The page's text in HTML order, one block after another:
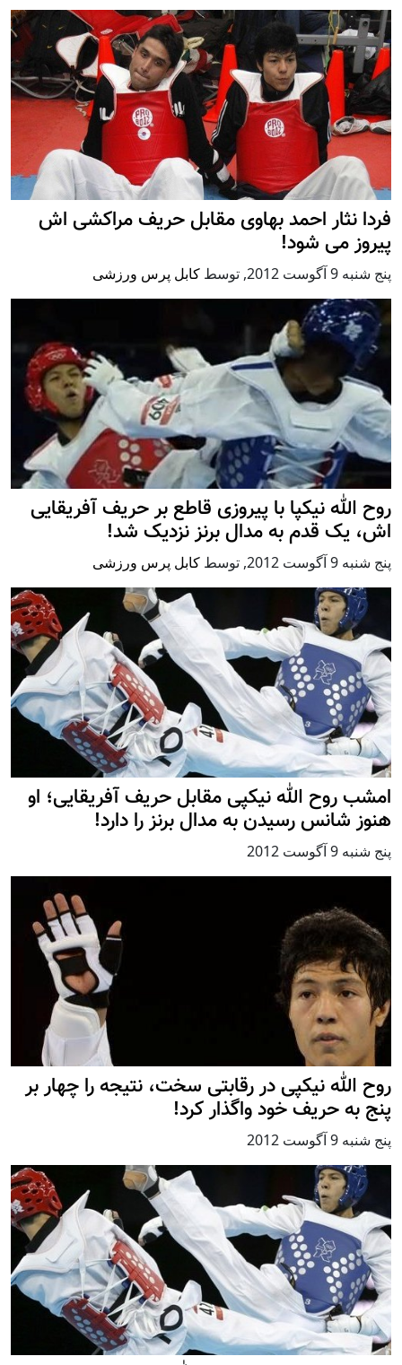
فردا نثار احمد بهاوی مقابل حریف مراکشی اش
پیروز می شود!
پنج شنبه 9 آگوست 2012 , توسط کابل پرس ورزشی
روح الله نیکپا با پیروزی قاطع بر حریف آفریقایی
اش، یک قدم به مدال برنز نزدیک شد!
پنج شنبه 9 آگوست 2012 , توسط کابل پرس ورزشی
امشب روح الله نیکپی مقابل حریف آفریقایی؛ او
هنوز شانس رسیدن به مدال برنز را دارد!
پنج شنبه 9 آگوست 2012
روح الله نیکپی در رقابتی سخت، نتیجه را چهار بر
پنج به حریف خود واگذار کرد!
پنج شنبه 9 آگوست 2012